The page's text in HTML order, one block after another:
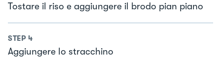
Tostare il riso e aggiungere il brodo pian piano
STEP 4
Aggiungere lo stracchino